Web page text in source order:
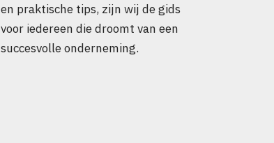
en praktische tips, zijn wij de gids
voor iedereen die droomt van een
succesvolle onderneming.